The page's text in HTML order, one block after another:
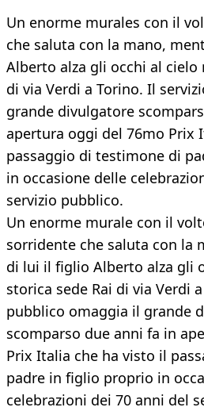
Un enorme murales con il
che saluta con la mano,
Alberto alza gli occhi al cielo
di via Verdi a Torino. Il
grande divulgatore
apertura oggi del 76mo Prix
passaggio di testimone di
in occasione delle
servizio pubblico.
Un enorme murale con il
sorridente che saluta con la
di lui il figlio Alberto alza gli
storica sede Rai di via Verdi
pubblico omaggia il grande
scomparso due anni fa in
Prix Italia che ha visto il
padre in figlio proprio in
celebrazioni dei 70 anni del